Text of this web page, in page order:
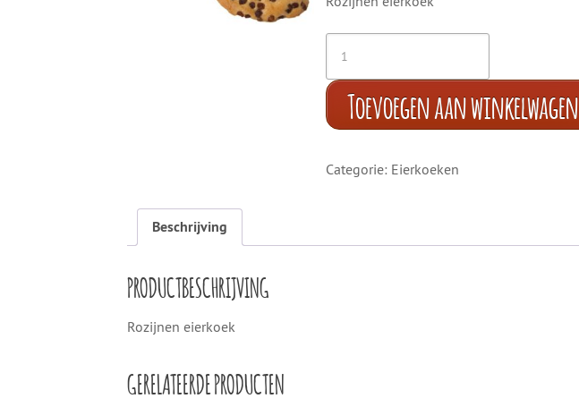
Toevoegen aan winkelwagen
Categorie: Eierkoeken
Beschrijving
PRODUCTBESCHRIJVING
Rozijnen eierkoek
GERELATEERDE PRODUCTEN